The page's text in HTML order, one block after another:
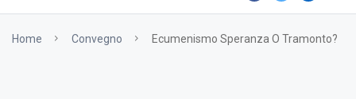
Home Convegno Ecumenismo Speranza O Tramonto?